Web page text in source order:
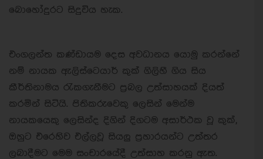
බොහෝදුරට සිදුවිය හැක.
එංගලන්ත කණ්ඩායම දෙස අවධානය යොමු කරන්නේ
නම් නායක ඇලිස්ටෙයාර් කුක් ගිලිහී ගිය සිය
කීර්තිනාමය රැකගැනීමට ප්‍රබල උත්සාහයක් දියත්
කරමින් සිටියි. පිතිකරුවෙකු ලෙසින් මෙන්ම
නායකයෙකු ලෙසින්ද දිගින් දිගටම අසාර්ථක වූ කුක්,
ඔහුට එරෙහිව එල්ලවූ සියලු ප්‍රහාරයන්ට උත්තර
ලබාදීමට මෙම සංචාරයේදී උත්සාහ කරනු ඇත.